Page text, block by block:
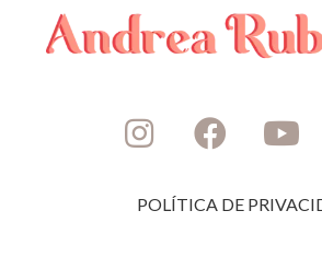
POLÍTICA DE